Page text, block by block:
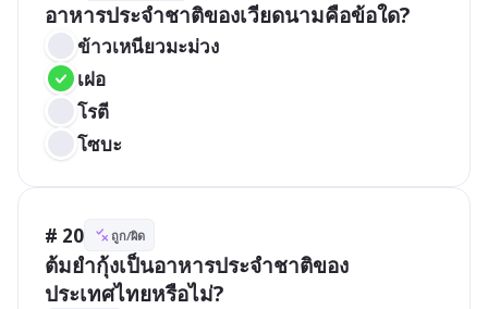
อาหารประจำชาติของเวียดนามคือข้อใด?
ข้าวเหนียวมะม่วง
เฝอ
โรตี
โซบะ
# 20 ถูก/ผิด
ต้มยำกุ้งเป็นอาหารประจำชาติของ
ประเทศไทยหรือไม่?